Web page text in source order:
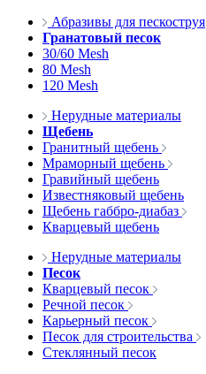
Абразивы для пескоструя
Гранатовый песок
30/60 Mesh
80 Mesh
120 Mesh
Нерудные материалы
Щебень
Гранитный щебень
Мраморный щебень
Гравийный щебень
Известняковый щебень
Щебень габбро-диабаз
Кварцевый щебень
Нерудные материалы
Песок
Кварцевый песок
Речной песок
Карьерный песок
Песок для строительства
Стеклянный песок